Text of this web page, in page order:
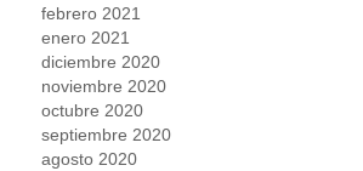
febrero 2021
enero 2021
diciembre 2020
noviembre 2020
octubre 2020
septiembre 2020
agosto 2020